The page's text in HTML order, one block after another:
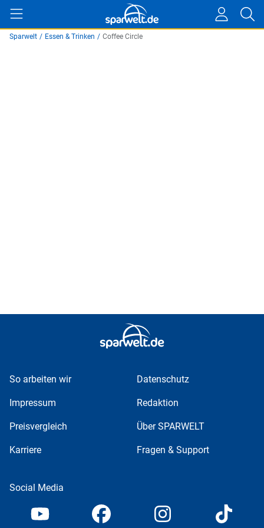
Sparwelt / Essen & Trinken / Coffee Circle
So arbeiten wir Datenschutz
Impressum Redaktion
Preisvergleich Über SPARWELT
Karriere Fragen & Support
Social Media